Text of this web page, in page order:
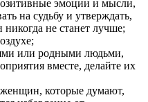
эмоции и мысли,
на судьбу и утверждать,
никогда не станет лучше;
или родными людьми,
вместе, делайте их
которые думают,